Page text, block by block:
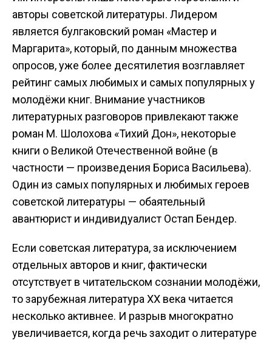
авторы советской литературы. Лидером
является булгаковский роман «Мастер и
Маргарита», который, по данным множества
опросов, уже более десятилетия возглавляет
рейтинг самых любимых и самых популярных у
молодёжи книг. Внимание участников
литературных разговоров привлекают также
роман М. Шолохова «Тихий Дон», некоторые
книги о Великой Отечественной войне (в
частности — произведения Бориса Васильева).
Один из самых популярных и любимых героев
советской литературы — обаятельный
авантюрист и индивидуалист Остап Бендер.
Если советская литература, за исключением
отдельных авторов и книг, фактически
отсутствует в читательском сознании молодёжи,
то зарубежная литература ХХ века читается
несколько активнее. И разрыв многократно
увеличивается, когда речь заходит о литературе